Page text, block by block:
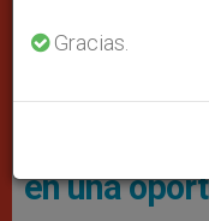
El ‘Vídeo
para
en una
Gracias.